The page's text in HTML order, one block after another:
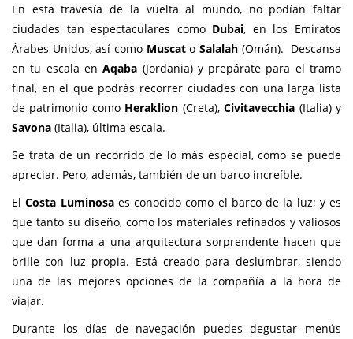
En esta travesía de la vuelta al mundo, no podían faltar
ciudades tan espectaculares como Dubai, en los Emiratos
Árabes Unidos, así como MuscatoSalalah (Omán). Descansa
en tu escala enAqaba (Jordania) y prepárate para el tramo
final, en el que podrás recorrer ciudades con una larga lista
de patrimonio como Heraklion (Creta),Civitavecchia (Italia) y
Savona (Italia), última escala.
Se trata de un recorrido de lo más especial, como se puede
apreciar. Pero, además, también de un barco increíble.
ElCosta Luminosaes conocido como el barco de la luz; y es
que tanto su diseño, como los materiales refinados y valiosos
que dan forma a una arquitectura sorprendente hacen que
brille con luz propia. Está creado para deslumbrar, siendo
una de las mejores opciones de la compañía a la hora de
viajar.
Durante los días de navegación puedes degustar menús